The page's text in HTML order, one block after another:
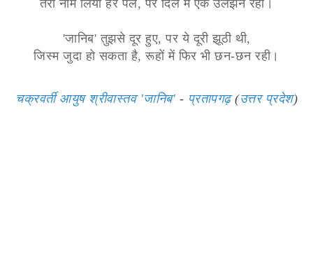
तेरा नाम लिया हर पल, पर दिल में एक उलझन रही।
'जानिब' तुझसे दूर हुए, पर ये दूरी झूठी थी,
जिस्म जुदा हो सकता है, रूहों में फिर भी छन-छन रही।
चक्रवर्ती आयुष श्रीवास्तव 'जानिब' - प्रतापगढ़(उत्तर प्रदेश)